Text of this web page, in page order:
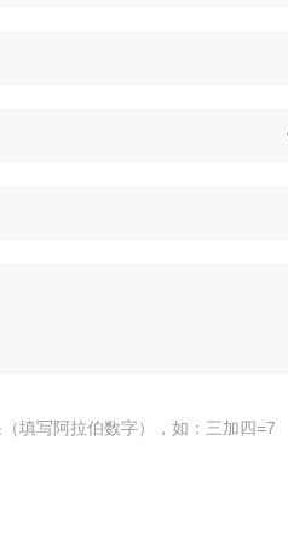
填写阿拉伯数字），如：三加四=7